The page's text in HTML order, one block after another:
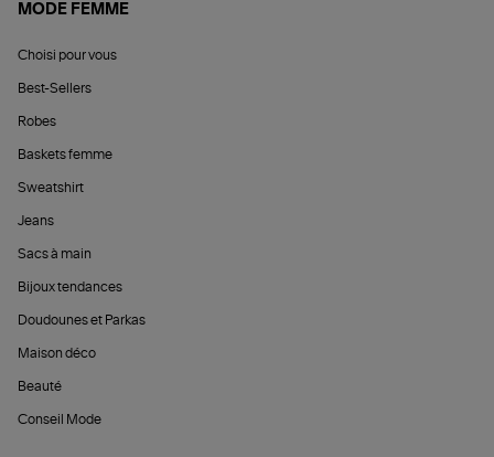
MODE FEMME
Choisi pour vous
Best-Sellers
Robes
Baskets femme
Sweatshirt
Jeans
Sacs à main
Bijoux tendances
Doudounes et Parkas
Maison déco
Beauté
Conseil Mode